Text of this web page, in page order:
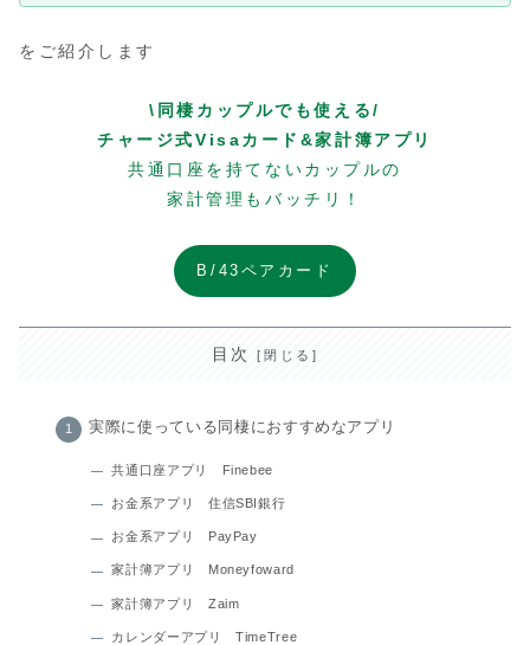
をご紹介します
\同棲カップルでも使える/
チャージ式Visaカード&家計簿アプリ
共通口座を持てないカップルの
家計管理もバッチリ！
B/43ペアカード
目次
実際に使っている同棲におすすめなアプリ
共通口座アプリ Finebee
お金系アプリ 住信SBI銀行
お金系アプリ PayPay
家計簿アプリ Moneyfoward
家計簿アプリ Zaim
カレンダーアプリ TimeTree